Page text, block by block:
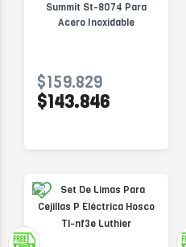
Summit St-8074 Para
Acero Inoxidable
$159.829
$143.846